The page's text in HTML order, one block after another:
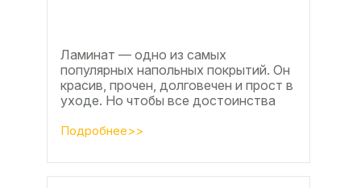
Ламинат — одно из самых
популярных напольных покрытий. Он
красив, прочен, долговечен и прост в
уходе. Но чтобы все достоинства
раскрылись, важно...
Подробнее>>